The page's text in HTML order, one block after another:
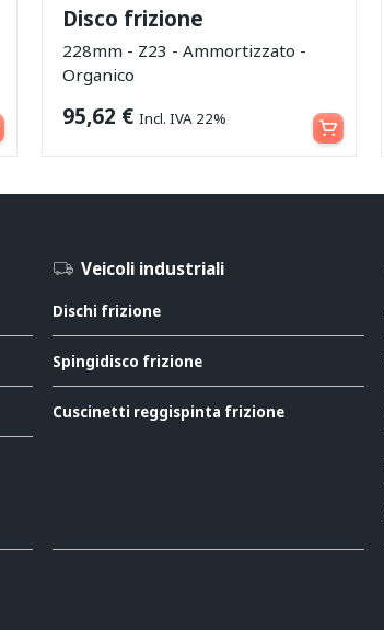
Disco frizione
228mm - Z23 - Ammortizzato -
Organico
95,62 € Incl. IVA 22% Leggi tutto
Veicoli industriali
Dischi frizione
Spingidisco frizione
Cuscinetti reggispinta frizione